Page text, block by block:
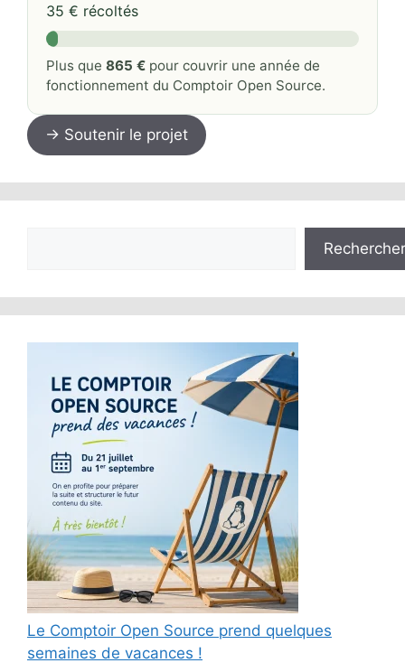
35 € récoltés
Plus que 865 € pour couvrir une année de
fonctionnement du Comptoir Open Source.
→ Soutenir le projet
Rechercher
Le Comptoir Open Source prend quelques
semaines de vacances !